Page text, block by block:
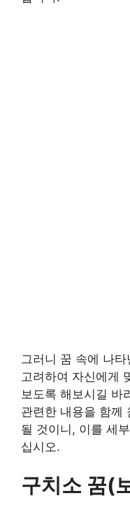
그러니 꿈 속에 나
고려하여 자신에게
보도록 해보시길 바
관련한 내용을 함께
될 것이니, 이를 세
십시오.
구치소 꿈(